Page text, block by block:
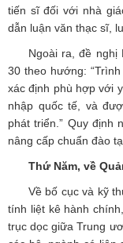
tiến sĩ đối với nhà
dẫn luận văn thạc sĩ,
Ngoài ra, đề nghị
30 theo hướng:
xác định phù hợp với
nhập quốc tế, và
phát triển.” Quy định
nâng cấp chuẩn đào
Thứ Năm, về
Về bố cục và kỹ
tính liệt kê hành
trục dọc giữa Trung